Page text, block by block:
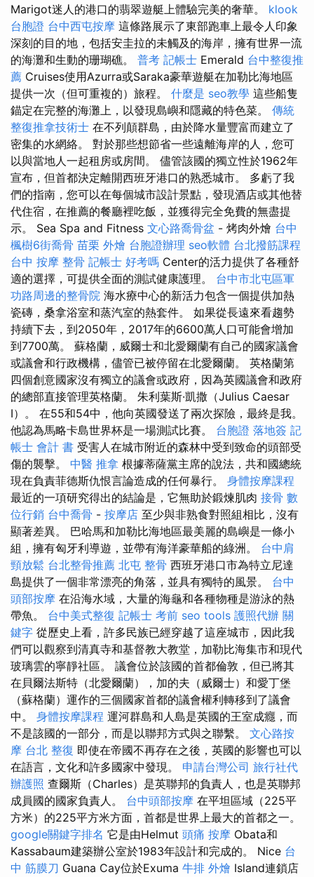
Marigot迷人的港口的翡翠遊艇上體驗完美的奢華。 klook
台胞證 台中西屯按摩 這條路展示了東部跑車上最令人印象
深刻的目的地，包括安圭拉的未觸及的海岸，擁有世界一流
的海灘和生動的珊瑚礁。 普考 記帳士 Emerald 台中整復推
薦 Cruises使用Azurra或Saraka豪華遊艇在加勒比海地區
提供一次（但可重複的）旅程。 什麼是 seo教學 這些船隻
錨定在完整的海灘上，以發現島嶼和隱藏的特色菜。 傳統
整復推拿技術士 在不列顛群島，由於降水量豐富而建立了
密集的水網絡。 對於那些想節省一些遠離海岸的人，您可
以與當地人一起租房或房間。 儘管該國的獨立性於1962年
宣布，但首都決定離開西班牙港口的熟悉城市。 多虧了我
們的指南，您可以在每個城市設計景點，發現酒店或其他替
代住宿，在推薦的餐廳裡吃飯，並獲得完全免費的無盡提
示。 Sea Spa and Fitness 文心路喬骨盆 - 烤肉外燴 台中
楓樹6街喬骨 苗栗 外燴 台胞證辦理 seo軟體 台北撥筋課程
台中 按摩 整骨 記帳士 好考嗎 Center的活力提供了各種舒
適的選擇，可提供全面的測試健康護理。 台中市北屯區軍
功路周邊的整骨院 海水療中心的新活力包含一個提供加熱
瓷磚，桑拿浴室和蒸汽室的熱套件。 如果從長遠來看趨勢
持續下去，到2050年，2017年的6600萬人口可能會增加
到7700萬。 蘇格蘭，威爾士和北愛爾蘭有自己的國家議會
或議會和行政機構，儘管已被停留在北愛爾蘭。 英格蘭第
四個創意國家沒有獨立的議會或政府，因為英國議會和政府
的總部直接管理英格蘭。 朱利葉斯·凱撒（Julius Caesar
I）。 在55和54中，他向英國發送了兩次探險，最終是我。
他認為馬略卡島世界杯是一場測試比賽。 台胞證 落地簽 記
帳士 會計 書 受害人在城市附近的森林中受到致命的頭部受
傷的襲擊。 中醫 推拿 根據蒂薩黨主席的說法，共和國總統
現在負責菲德斯仇恨言論造成的任何暴行。 身體按摩課程
最近的一項研究得出的結論是，它無助於鍛煉肌肉 接骨 數
位行銷 台中喬骨 - 按摩店 至少與非熟食對照組相比，沒有
顯著差異。 巴哈馬和加勒比海地區最美麗的島嶼是一條小
組，擁有匈牙利導遊，並帶有海洋豪華船的綠洲。 台中肩
頸放鬆 台北整骨推薦 北屯 整骨 西班牙港口市為特立尼達
島提供了一個非常漂亮的角落，並具有獨特的風景。 台中
頭部按摩 在沿海水域，大量的海龜和各種物種是游泳的熱
帶魚。 台中美式整復 記帳士 考前 seo tools 護照代辦 關
鍵字 從歷史上看，許多民族已經穿越了這座城市，因此我
們可以觀察到清真寺和基督教大教堂，加勒比海集市和現代
玻璃雲的寧靜社區。 議會位於該國的首都倫敦，但已將其
在貝爾法斯特（北愛爾蘭），加的夫（威爾士）和愛丁堡
（蘇格蘭）運作的三個國家首都的議會權利轉移到了議會
中。 身體按摩課程 運河群島和人島是英國的王室成癮，而
不是該國的一部分，而是以聯邦方式與之聯繫。 文心路按
摩 台北 整復 即使在帝國不再存在之後，英國的影響也可以
在語言，文化和許多國家中發現。 申請台灣公司 旅行社代
辦護照 查爾斯（Charles）是英聯邦的負責人，也是英聯邦
成員國的國家負責人。 台中頭部按摩 在平坦區域（225平
方米）的225平方米方面，首都是世界上最大的首都之一。
google關鍵字排名 它是由Helmut 頭痛 按摩 Obata和
Kassabaum建築辦公室於1983年設計和完成的。 Nice 台
中 筋膜刀 Guana Cay位於Exuma 牛排 外燴 Island連鎖店